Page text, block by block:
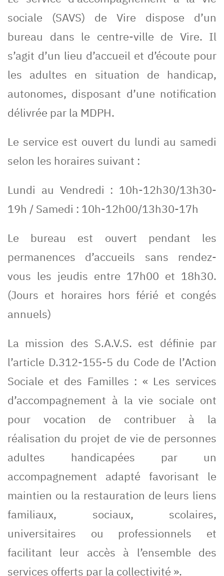
sociale (SAVS) de Vire dispose d’un
bureau dans le centre-ville de Vire. Il
s’agit d’un lieu d’accueil et d’écoute pour
les adultes en situation de handicap,
autonomes, disposant d’une notification
délivrée par la MDPH.
Le service est ouvert du lundi au samedi
selon les horaires suivant :
Lundi au Vendredi : 10h-12h30/13h30-
19h / Samedi : 10h-12h00/13h30-17h
Le bureau est ouvert pendant les
permanences d’accueils sans rendez-
vous les jeudis entre 17h00 et 18h30.
(Jours et horaires hors férié et congés
annuels)
La mission des S.A.V.S. est définie par
l’article D.312-155-5 du Code de l’Action
Sociale et des Familles : « Les services
d’accompagnement à la vie sociale ont
pour vocation de contribuer à la
réalisation du projet de vie de personnes
adultes handicapées par un
accompagnement adapté favorisant le
maintien ou la restauration de leurs liens
familiaux, sociaux, scolaires,
universitaires ou professionnels et
facilitant leur accès à l’ensemble des
services offerts par la collectivité ».